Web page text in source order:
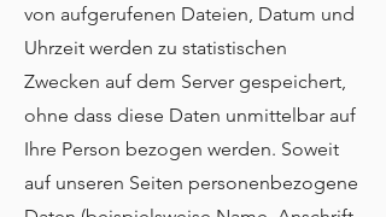
von aufgerufenen Dateien, Datum und
Uhrzeit werden zu statistischen
Zwecken auf dem Server gespeichert,
ohne dass diese Daten unmittelbar auf
Ihre Person bezogen werden. Soweit
auf unseren Seiten personenbezogene